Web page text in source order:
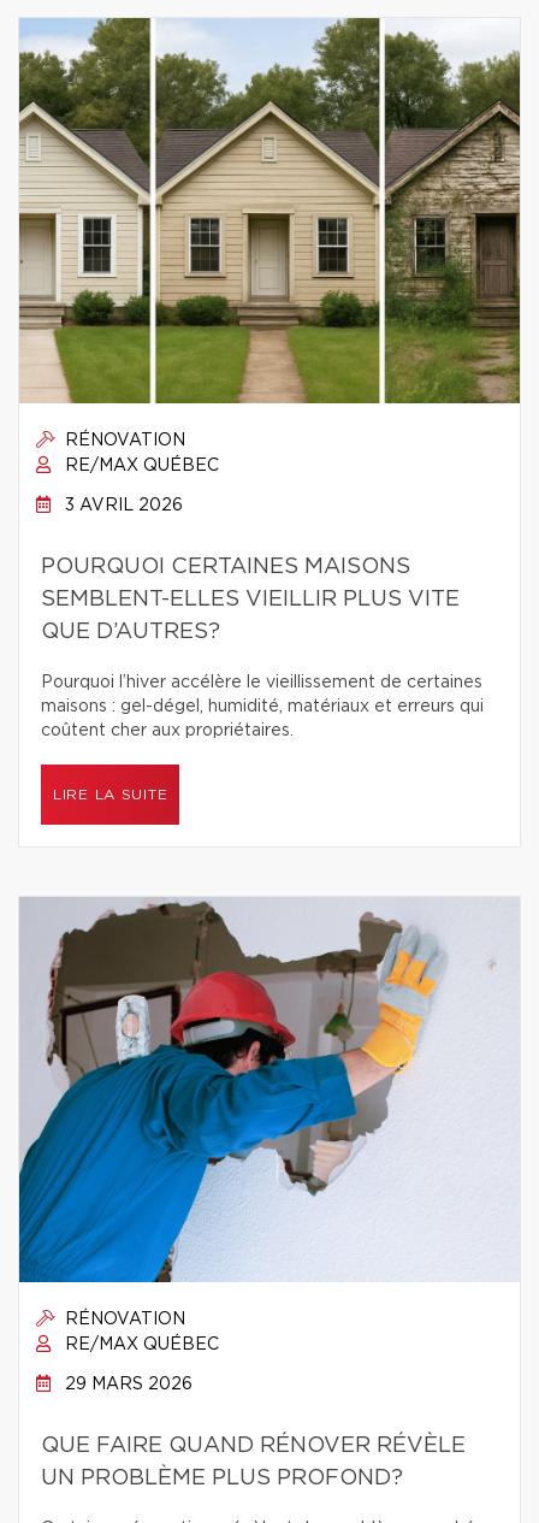
RÉNOVATION
RE/MAX QUÉBEC
3 AVRIL 2026
POURQUOI CERTAINES MAISONS
SEMBLENT-ELLES VIEILLIR PLUS VITE
QUE D’AUTRES?
Pourquoi l’hiver accélère le vieillissement de certaines
maisons : gel-dégel, humidité, matériaux et erreurs qui
coûtent cher aux propriétaires.
LIRE LA SUITE
RÉNOVATION
RE/MAX QUÉBEC
29 MARS 2026
QUE FAIRE QUAND RÉNOVER RÉVÈLE
UN PROBLÈME PLUS PROFOND?